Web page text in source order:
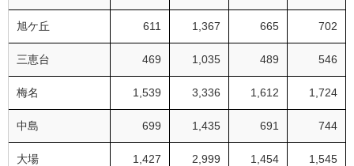
旭ケ丘 611 1,367 665 702
三恵台 469 1,035 489 546
梅名 1,539 3,336 1,612 1,724
中島 699 1,435 691 744
大場 1,427 2,999 1,454 1,545